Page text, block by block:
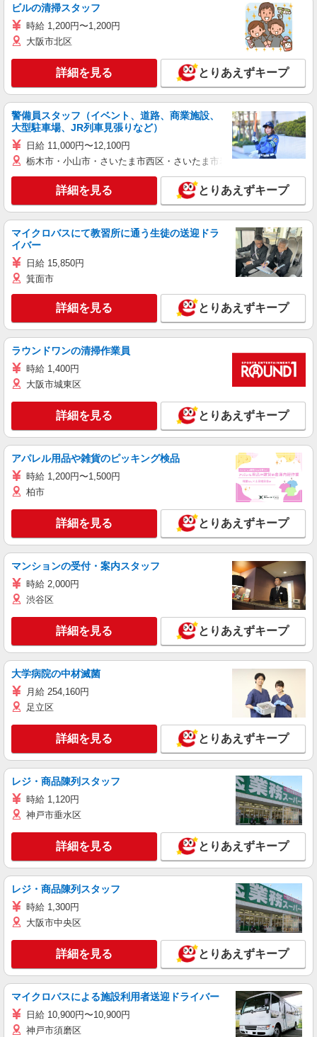
ビルの清掃スタッフ
時給 1,200円〜1,200円
大阪市北区
詳細を見る とりあえずキープ
警備員スタッフ（イベント、道路、商業施設、
大型駐車場、JR列車見張りなど）
日給 11,000円〜12,100円
栃木市・小山市・さいたま市西区・さいたま市岩槻区・久喜市・蓮田
詳細を見る とりあえずキープ
マイクロバスにて教習所に通う生徒の送迎ドラ
イバー
日給 15,850円
箕面市
詳細を見る とりあえずキープ
ラウンドワンの清掃作業員
時給 1,400円
大阪市城東区
詳細を見る とりあえずキープ
アパレル用品や雑貨のピッキング検品
時給 1,200円〜1,500円
柏市
詳細を見る とりあえずキープ
マンションの受付・案内スタッフ
時給 2,000円
渋谷区
詳細を見る とりあえずキープ
大学病院の中材滅菌
月給 254,160円
足立区
詳細を見る とりあえずキープ
レジ・商品陳列スタッフ
時給 1,120円
神戸市垂水区
詳細を見る とりあえずキープ
レジ・商品陳列スタッフ
時給 1,300円
大阪市中央区
詳細を見る とりあえずキープ
マイクロバスによる施設利用者送迎ドライバー
日給 10,900円〜10,900円
神戸市須磨区